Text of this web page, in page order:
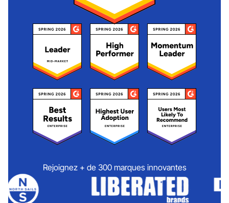
Rejoignez + de 300 marques innovantes